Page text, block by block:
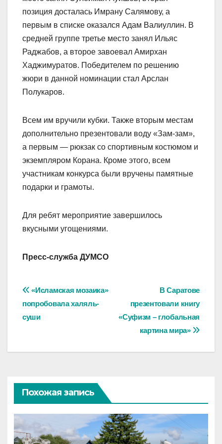
позиция досталась Имрану Салямову, а
первым в списке оказался Адам Валиуллин. В
средней группе третье место занял Ильяс
Раджабов, а второе завоевал Амирхан
Хаджимуратов. Победителем по решению
жюри в данной номинации стал Арслан
Полукаров.
Всем им вручили кубки. Также вторым местам
дополнительно презентовали воду «Зам-зам»,
а первым — рюкзак со спортивным костюмом и
экземпляром Корана. Кроме этого, всем
участникам конкурса были вручены памятные
подарки и грамоты.
Для ребят мероприятие завершилось
вкусными угощениями.
Пресс-служба ДУМСО
Навигация
по
В Саратове
презентовали книгу
«Суфизм – глобальная
картина мира»
«Исламская мозаика»
попробовала халяль-
суши
Похожая запись